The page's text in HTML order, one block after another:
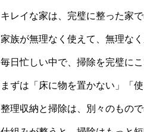
キレイな家は、完璧に整った家で
家族が無理なく使えて、無理な
毎日忙しい中で、掃除を完璧に
まずは「床に物を置かない」「
整理収納と掃除は、別々のもの